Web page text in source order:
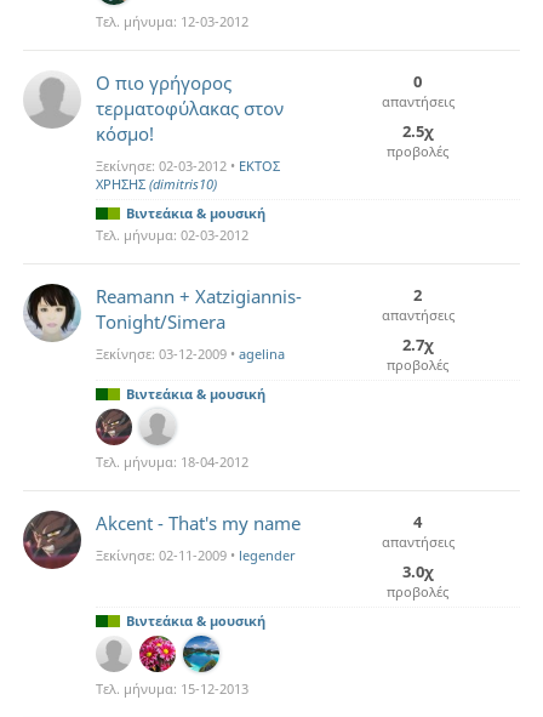
Τελ. μήνυμα: 12-03-2012
Ο πιο γρήγορος
τερματοφύλακας στον
κόσμο!
Ξεκίνησε: 02-03-2012 • ΕΚΤΟΣ
ΧΡΗΣΗΣ (dimitris10)
0
απαντήσεις
2.5χ
προβολές
Βιντεάκια & μουσική
Τελ. μήνυμα: 02-03-2012
Reamann + Xatzigiannis-
Tonight/Simera
Ξεκίνησε: 03-12-2009 • agelina
2
απαντήσεις
2.7χ
προβολές
Βιντεάκια & μουσική
Τελ. μήνυμα: 18-04-2012
Akcent - That's my name
Ξεκίνησε: 02-11-2009 • legender
4
απαντήσεις
3.0χ
προβολές
Βιντεάκια & μουσική
Τελ. μήνυμα: 15-12-2013